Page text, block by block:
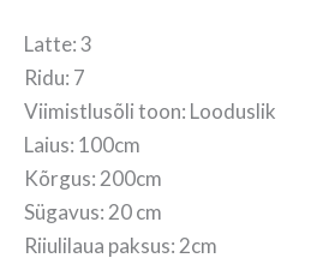
Latte: 3
Ridu: 7
Viimistlusõli toon: Looduslik
Laius: 100cm
Kõrgus: 200cm
Sügavus: 20 cm
Riiulilaua paksus: 2cm